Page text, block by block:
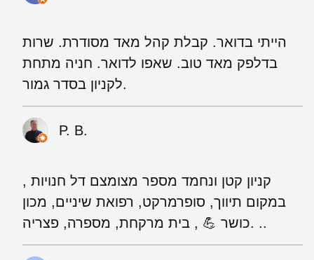
הייתי בדואר. קבלת קהל מאד מסודרת. שרות
בדלפק מאד טוב. שאפו לדואר. חניה מתחת
לקניון בסדר גמור.
P. B.
קניון קטן ונחמד מספר מצומצם דל חנויות ,
במקום תיווך, סופרמרקט, רפואת שיניים, מכון
כושר 💪 , בית מרקחת, מספרה, פצריה. ..